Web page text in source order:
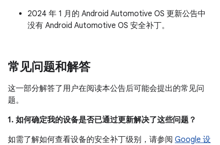
2024 年 1 月的 Android Automotive OS 更新公告中
没有 Android Automotive OS 安全补丁。
常见问题和解答
这一部分解答了用户在阅读本公告后可能会提出的常见问
题。
1. 如何确定我的设备是否已通过更新解决了这些问题？
如需了解如何查看设备的安全补丁级别，请参阅 Google 设